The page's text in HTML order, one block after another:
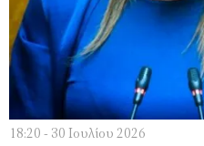
18:20 - 30 Ιουλίου 2026